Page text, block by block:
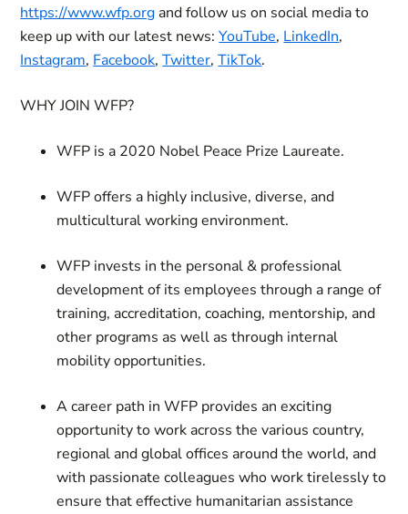
https://www.wfp.org and follow us on social media to
keep up with our latest news:YouTube, LinkedIn,
Instagram, Facebook,Twitter,TikTok.
WHY JOIN WFP?
WFP is a 2020 Nobel Peace Prize Laureate.
WFP offers a highly inclusive, diverse, and
multicultural working environment.
WFP invests in the personal & professional
development of its employees through a range of
training, accreditation, coaching, mentorship, and
other programs as well as through internal
mobility opportunities.
A career path in WFP provides an exciting
opportunity to work across the various country,
regional and global offices around the world, and
with passionate colleagues who work tirelessly to
ensure that effective humanitarian assistance